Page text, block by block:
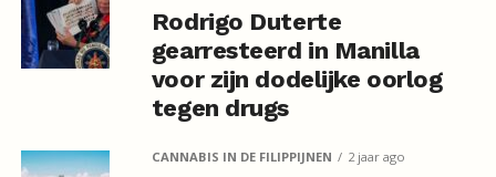
Rodrigo Duterte
gearresteerd in Manilla
voor zijn dodelijke oorlog
tegen drugs
CANNABIS IN DE FILIPPIJNEN 2 jaar ago